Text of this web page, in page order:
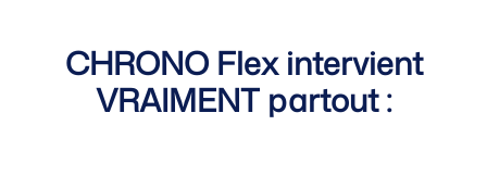
CHRONO Flex intervient
VRAIMENT partout :